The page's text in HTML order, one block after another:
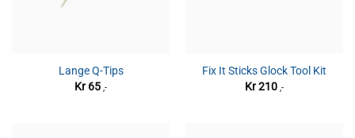
Lange Q-Tips
Kr65 ,-
Fix It Sticks Glock Tool Kit
Kr210 ,-